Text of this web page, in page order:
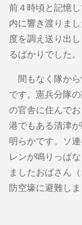
前４時頃と記憶
内に響き渡りま
度を調え送り出
るばかりでした。
間もなく隊から
です。憲兵分隊
の官舎に住んで
港でもある清津
明らかです。ソ
レンが鳴りっぱ
ましたおばさん
防空壕に避難しま